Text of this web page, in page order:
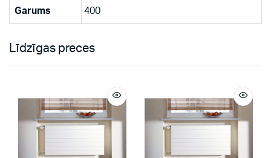
Garums 400
Līdzīgas preces